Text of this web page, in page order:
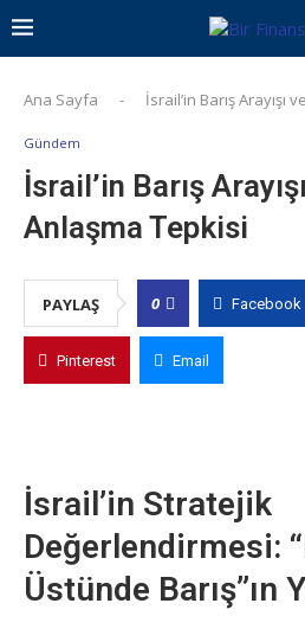
Ana Sayfa - İsrail’in Barış Arayışı
Gündem
İsrail’in Barış
Anlaşma Tepkisi
PAYLAŞ 0 Facebook
Pinterest Email
İsrail’in Stratejik
Değerlendirmesi:
Üstünde Barış”ın